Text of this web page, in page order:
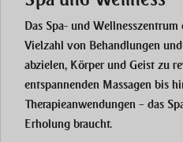
Das Spa- und
Vielzahl von Behandlungen
abzielen, Körper und Geist zu
entspannenden Massagen bis
Therapieanwendungen – das
Erholung braucht.